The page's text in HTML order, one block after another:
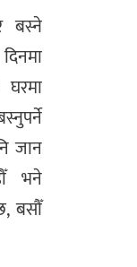
बस्ने
जान
भने
बसौँ